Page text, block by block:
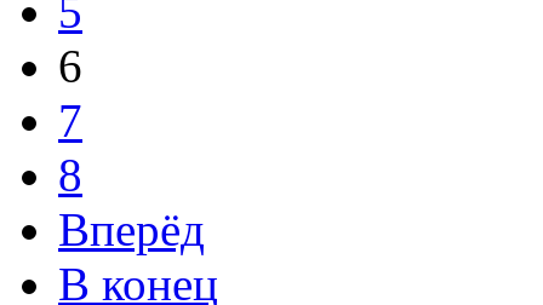
5
6
7
8
Вперёд
В конец